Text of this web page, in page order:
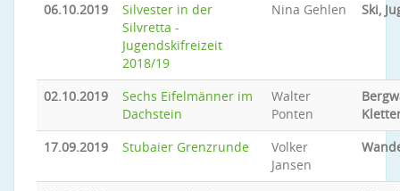
06.10.2019
Silvester in der
Silvretta -
Jugendskifreizeit
2018/19
Nina Gehlen Ski,
02.10.2019
Sechs Eifelmänner im
Dachstein
Walter
Ponten
17.09.2019
Stubaier Grenzrunde
Volker
Jansen